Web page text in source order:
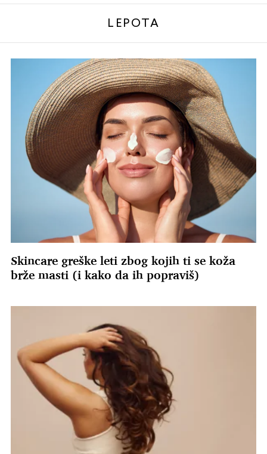
LEPOTA
Skincare greške leti zbog kojih ti se koža
brže masti (i kako da ih popraviš)